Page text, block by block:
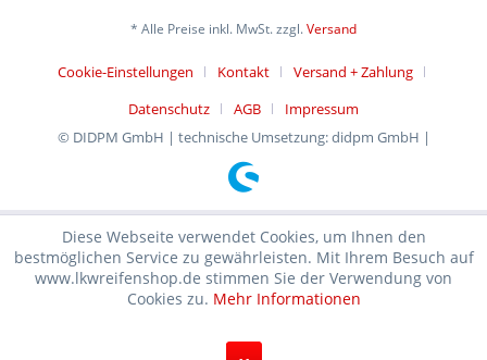
* Alle Preise inkl. MwSt. zzgl.Versand
Cookie-Einstellungen Kontakt
Versand + Zahlung
Datenschutz
AGB
Impressum
© DIDPM GmbH | technische Umsetzung: didpm GmbH |
Diese Webseite verwendet Cookies, um Ihnen den
bestmöglichen Service zu gewährleisten. Mit Ihrem Besuch auf
www.lkwreifenshop.de stimmen Sie der Verwendung von
Cookies zu. Mehr Informationen